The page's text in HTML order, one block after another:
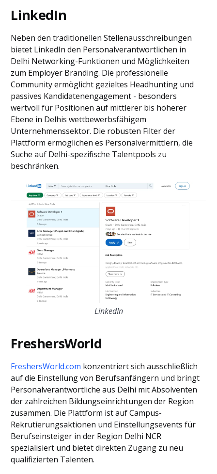
LinkedIn
Neben den traditionellen Stellenausschreibungen
bietet LinkedIn den Personalverantwortlichen in
Delhi Networking-Funktionen und Möglichkeiten
zum Employer Branding. Die professionelle
Community ermöglicht gezieltes Headhunting und
passives Kandidatenengagement - besonders
wertvoll für Positionen auf mittlerer bis höherer
Ebene in Delhis wettbewerbsfähigem
Unternehmenssektor. Die robusten Filter der
Plattform ermöglichen es Personalvermittlern, die
Suche auf Delhi-spezifische Talentpools zu
beschränken.
LinkedIn
FreshersWorld
FreshersWorld.com konzentriert sich ausschließlich
auf die Einstellung von Berufsanfängern und bringt
Personalverantwortliche aus Delhi mit Absolventen
der zahlreichen Bildungseinrichtungen der Region
zusammen. Die Plattform ist auf Campus-
Rekrutierungsaktionen und Einstellungsevents für
Berufseinsteiger in der Region Delhi NCR
spezialisiert und bietet direkten Zugang zu neu
qualifizierten Talenten.